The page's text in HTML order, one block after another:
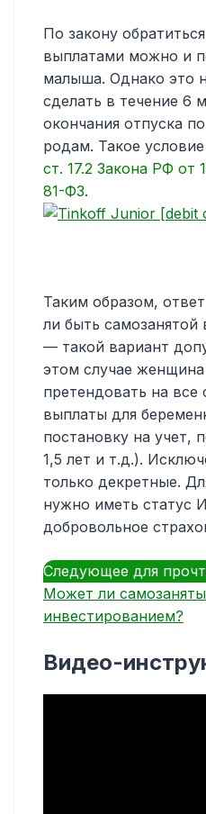
По закону
выплатами можно и
малыша. Однако это
сделать в течение 6
окончания отпуска
родам. Такое
ст. 17.2 Закона РФ от
81-ФЗ.
Таким образом,
ли быть самозанятой
— такой вариант
этом случае
претендовать на все
выплаты для
постановку на учет,
1,5 лет и т.д.).
только декретные.
нужно иметь статус
добровольное
Следующее для
Может ли
инвестированием?
Видео-